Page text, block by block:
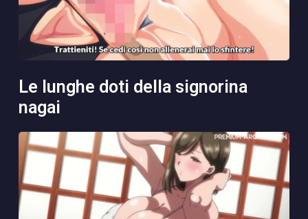
le lunghe doti della signorina
nagai